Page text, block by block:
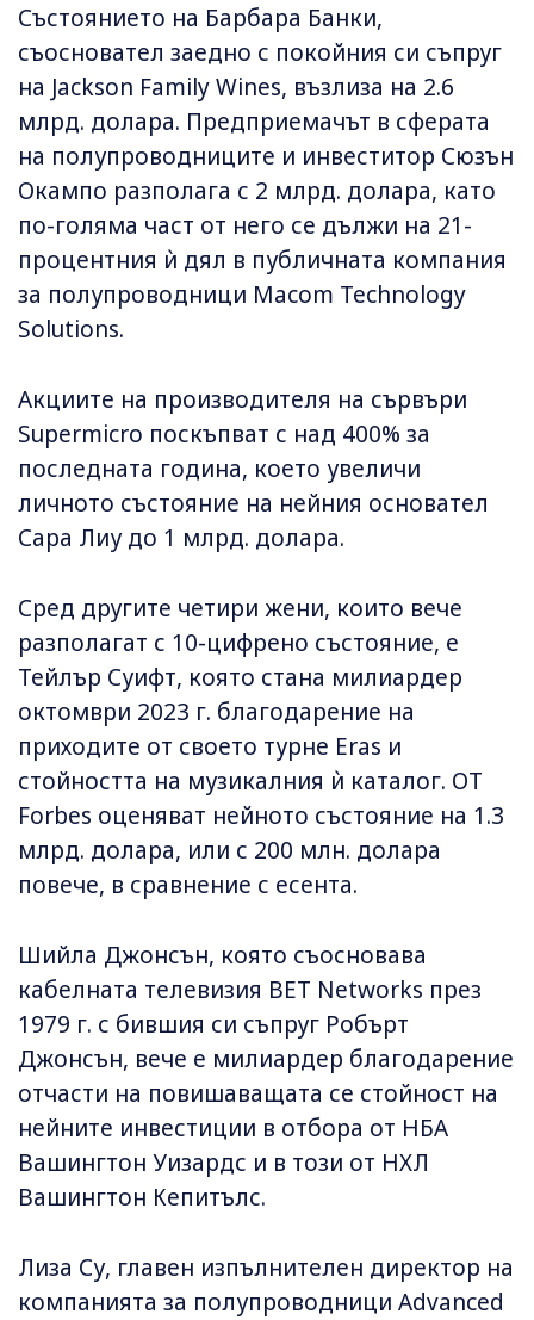
Състоянието на Барбара Банки,
съосновател заедно с покойния си съпруг
на Jackson Family Wines, възлиза на 2.6
млрд. долара. Предприемачът в сферата
на полупроводниците и инвеститор Сюзън
Окампо разполага с 2 млрд. долара, като
по-голяма част от него се дължи на 21-
процентния ѝ дял в публичната компания
за полупроводници Macom Technology
Solutions.
Акциите на производителя на сървъри
Supermicro поскъпват с над 400% за
последната година, което увеличи
личното състояние на нейния основател
Сара Лиу до 1 млрд. долара.
Сред другите четири жени, които вече
разполагат с 10-цифрено състояние, е
Тейлър Суифт, която стана милиардер
октомври 2023 г. благодарение на
приходите от своето турне Eras и
стойността на музикалния ѝ каталог. ОТ
Forbes оценяват нейното състояние на 1.3
млрд. долара, или с 200 млн. долара
повече, в сравнение с есента.
Шийла Джонсън, която съосновава
кабелната телевизия BET Networks през
1979 г. с бившия си съпруг Робърт
Джонсън, вече е милиардер благодарение
отчасти на повишаващата се стойност на
нейните инвестиции в отбора от НБА
Вашингтон Уизардс и в този от НХЛ
Вашингтон Кепитълс.
Лиза Су, главен изпълнителен директор на
компанията за полупроводници Advanced